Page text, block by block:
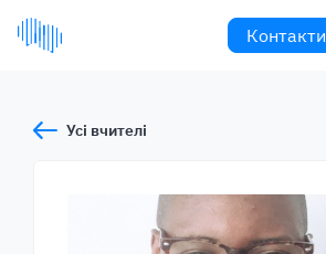
Контакти
Усі вчителі